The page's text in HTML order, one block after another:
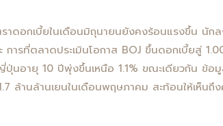
าดอกเบี้ยในเดือนมิถุนายนยังคงร้อนแรงขึ้น นัก
การที่ตลาดประเมินโอกาส BOJ ขึ้นดอกเบี้ยสู่
อายุ 10 ปีพุ่งขึ้นเหนือ 1.1% ขณะเดียวกัน ข้อ
ล้านล้านเยนในเดือนพฤษภาคม สะท้อนให้เห็นถึ